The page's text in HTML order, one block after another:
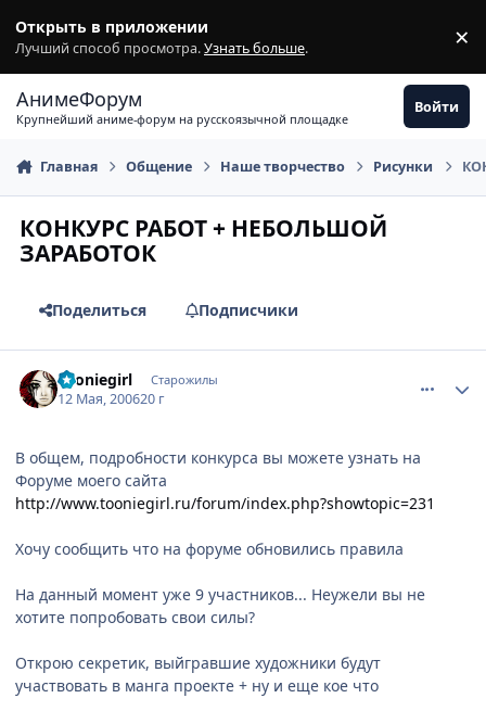
Открыть в приложении
Лучший способ просмотра.Узнать больше. ×
АнимеФорум
Крупнейший аниме-форум на русскоязычной площадке
Войти
Главная Общение Наше творчество Рисунки
КОНКУРС РАБОТ + НЕБОЛЬШОЙ
ЗАРАБОТОК
Поделиться Подписчики
Tooniegirl Старожилы
12 Мая, 200620 г
В общем, подробности конкурса вы можете узнать на
Форуме моего сайта
http://www.tooniegirl.ru/forum/index.php?showtopic=231
Хочу сообщить что на форуме обновились правила
На данный момент уже 9 участников... Неужели вы не
хотите попробовать свои силы?
Открою секретик, выйгравшие художники будут
участвовать в манга проекте + ну и еще кое что